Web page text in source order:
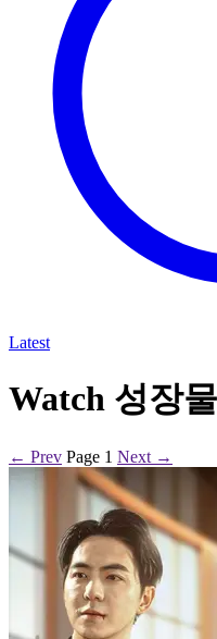
Latest
Watch 성장
← Prev Page 1 Next →